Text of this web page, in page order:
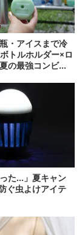
・アイスまで冷
トルホルダー×ロ
の最強コンビだ
った…」夏キャン
ぐ虫よけアイテ